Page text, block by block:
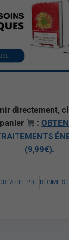
directement,
:
(9,99€).
RÉGIME PANCRÉATITE PDF : TOUT SAVOIR SUR LES RECOMMANDATIONS NUTRITIONNELLES